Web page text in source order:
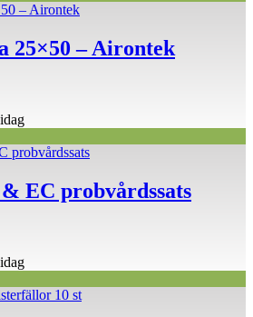
25×50 – Airontek
EC probvårdssats